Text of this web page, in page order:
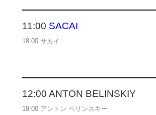
11:00 SACAI
18:00 サカイ
12:00 ANTON BELINSKIY
19:00 アントン ベリンスキー